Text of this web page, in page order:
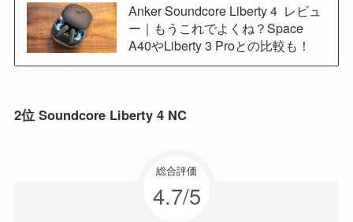
Anker Soundcore Liberty 4 レビュ
ー｜もうこれでよくね？Space
A40やLiberty 3 Proとの比較も！
2位 Soundcore Liberty 4 NC
総合評価
4.7/5